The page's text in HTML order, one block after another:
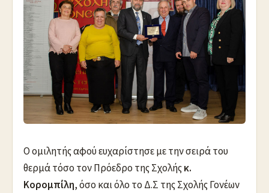
Ο ομιλητής αφού ευχαρίστησε με την σειρά του
θερμά τόσο τον Πρόεδρο της Σχολήςκ.
Κορομπίλη, όσο και όλο το Δ.Σ της Σχολής Γονέων